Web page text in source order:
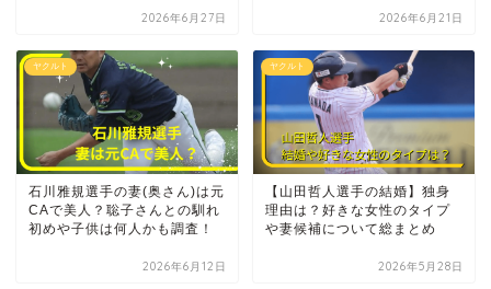
2026年6月27日 2026年6月21日
ヤクルト
石川雅規選手の妻(奥さん)は元
CAで美人？聡子さんとの馴れ
初めや子供は何人かも調査！
2026年6月12日
ヤクルト
【山田哲人選手の結婚】独身
理由は？好きな女性のタイプ
や妻候補について総まとめ
2026年5月28日